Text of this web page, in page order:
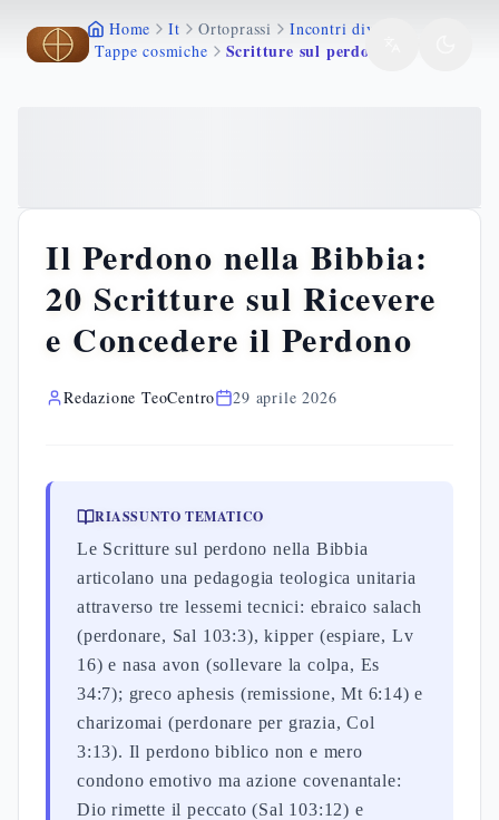
Vai al contenuto principale
Home It Ortoprassi
Incontri divini
Tappe cosmiche
Il Perdono nella Bibbia:
20 Scritture sul Ricevere
e Concedere il Perdono
Redazione TeoCentro 29 aprile 2026
RIASSUNTO TEMATICO
Le Scritture sul perdono nella Bibbia
articolano una pedagogia teologica unitaria
attraverso tre lessemi tecnici: ebraico salach
(perdonare, Sal 103:3), kipper (espiare, Lv
16) e nasa avon (sollevare la colpa, Es
34:7); greco aphesis (remissione, Mt 6:14) e
charizomai (perdonare per grazia, Col
3:13). Il perdono biblico non e mero
condono emotivo ma azione covenantale:
Dio rimette il peccato (Sal 103:12) e
Vai al contenuto principale